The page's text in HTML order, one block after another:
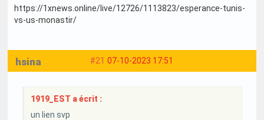
https://1xnews.online/live/12726/1113823/esperance-tunis-
vs-us-monastir/
#21 07-10-2023 17:51
hsina
1919_EST a écrit :
un lien svp